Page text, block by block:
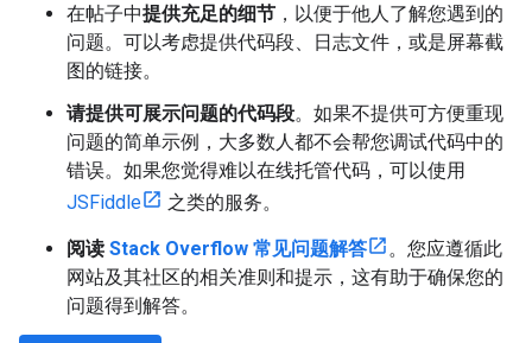
在帖子中提供充足的细节 ，以便于他人了解您遇到的
问题。可以考虑提供代码段、日志文件，或是屏幕截
图的链接。
请提供可展示问题的代码段。如果不提供可方便重现
问题的简单示例，大多数人都不会帮您调试代码中的
错误。如果您觉得难以在线托管代码，可以使用
JSFiddle
之类的服务。
阅读 Stack Overflow 常见问题解答
。您应遵循此
网站及其社区的相关准则和提示，这有助于确保您的
问题得到解答。